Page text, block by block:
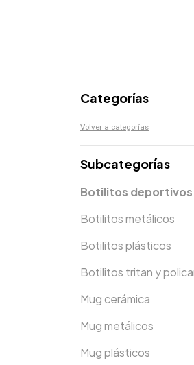
Categorías
Volver a categorías
Subcategorías
Botilitos deportivos
Botilitos metálicos
Botilitos plásticos
Botilitos tritan y
Mug cerámica
Mug metálicos
Mug plásticos